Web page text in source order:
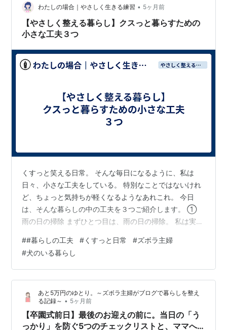
空くし、部屋は散らかります。 でも、だからこそ、意識
的に感情を整理する時間を作ることが大切だと思ってい
ます。 私は今、あえて家事の手…
わたしの場合｜やさしく生きる練習 • 5ヶ月前
【やさしく整える暮らし】クスっと暮らすための
小さな工夫３つ
くすっと笑える日常。 そんな毎日になるように、私は
日々、小さな工夫をしている。 特別なことではないけれ
ど、ちょっと気持ちが軽くなるようなあれこれ。 今日
は、そんな暮らしの中の工夫を３つご紹介します。 ①
雨の日の掃除 まずひとつ目は、雨の日の掃除。 私は実
し、やろう」と思う家事がある。 それは、玄関掃除。外
の玄関や玄関まわり、ベランダ掃除、窓掃除。ついでに
車の車体の掃除もする。 理由は、もうお分かりかもしれ
ない。 ズボラな私は、雨を利用している。 特に2階のベ
ランダ掃除は、水を運ぶのがなかなか大変。重いし、我
が家はホースを伸ばすこともできない…
##暮らしの工夫 #くすっと日常 #ズボラ主婦
#犬のいる暮らし
あと5万円のゆとり。～ズボラ主婦がブログで暮らしを整え
る記録～ • 5ヶ月前
【卒園式前日】最後のお迎えの前に。当日の「う
っかり」を防ぐ5つのチェックリストと、ママへ